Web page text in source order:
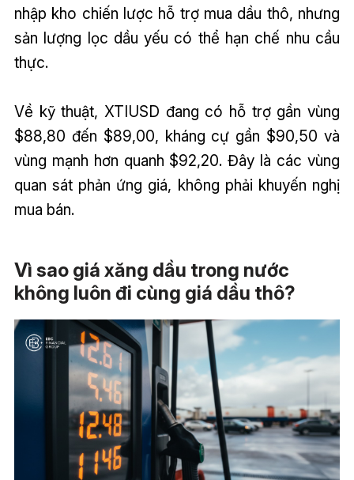
nhập kho chiến lược hỗ trợ mua dầu thô, nhưng
sản lượng lọc dầu yếu có thể hạn chế nhu cầu
thực.
Về kỹ thuật, XTIUSD đang có hỗ trợ gần vùng
$88,80 đến $89,00, kháng cự gần $90,50 và
vùng mạnh hơn quanh $92,20. Đây là các vùng
quan sát phản ứng giá, không phải khuyến nghị
mua bán.
Vì sao giá xăng dầu trong nước
không luôn đi cùng giá dầu thô?